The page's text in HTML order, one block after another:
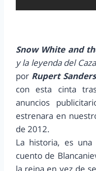
Snow White and
y la leyenda del
por Rupert Sanders
con esta cinta
anuncios
estrenara en
de 2012.
La historia, es
cuento de